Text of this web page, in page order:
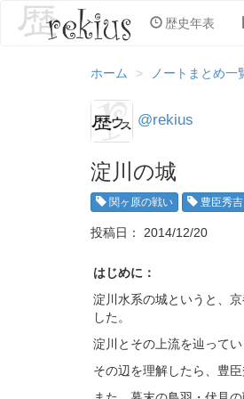
歴史年表
ホーム ノートまとめ一
@rekius
淀川の城
関ヶ原の戦い 豊臣秀吉
投稿日： 2014/12/20
はじめに：
淀川水系の城というと、
した。
淀川とその上流を辿って
その辺を理解したら、豊